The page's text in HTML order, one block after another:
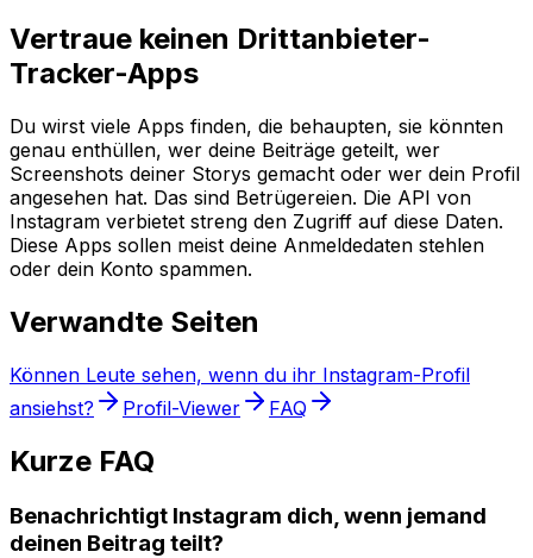
Vertraue keinen Drittanbieter-
Tracker-Apps
Du wirst viele Apps finden, die behaupten, sie könnten
genau enthüllen, wer deine Beiträge geteilt, wer
Screenshots deiner Storys gemacht oder wer dein Profil
angesehen hat. Das sind Betrügereien. Die API von
Instagram verbietet streng den Zugriff auf diese Daten.
Diese Apps sollen meist deine Anmeldedaten stehlen
oder dein Konto spammen.
Verwandte Seiten
Können Leute sehen, wenn du ihr Instagram-Profil
ansiehst?
Profil-Viewer FAQ
Kurze FAQ
Benachrichtigt Instagram dich, wenn jemand
deinen Beitrag teilt?